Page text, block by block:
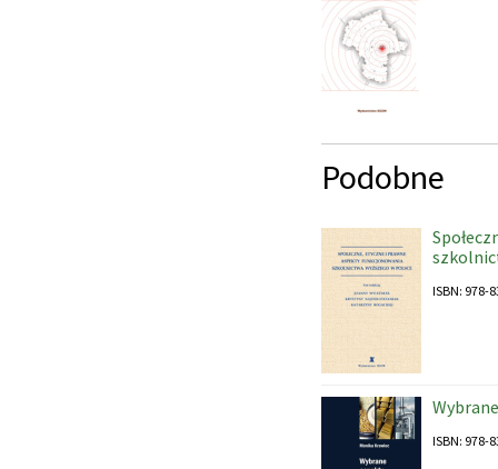
Podobne
ISBN: 978-
ISBN: 978-